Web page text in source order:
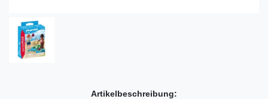
Artikelbeschreibung: